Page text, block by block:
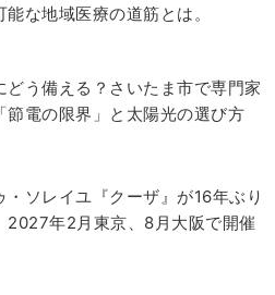
な地域医療の道筋とは。
どう備える？さいたま市で専門家
節電の限界」と太陽光の選び方
・ソレイユ『クーザ』が16年ぶり
年2月東京、8月大阪で開催